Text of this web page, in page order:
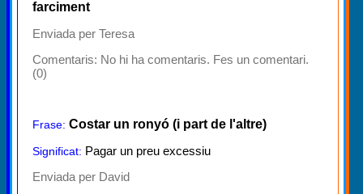
farciment
Enviada per Teresa
Comentaris: No hi ha comentaris. Fes un comentari.
(0)
Frase: Costar un ronyó (i part de l'altre)
Significat: Pagar un preu excessiu
Enviada per David